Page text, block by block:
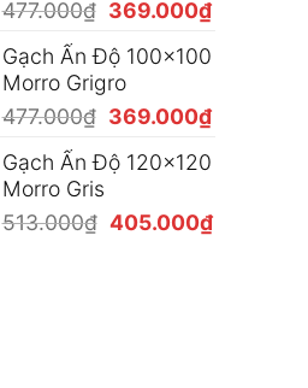
477.000₫ Giá
là:
477.000₫.
369.000₫Giá
tại
Gạch Ấn Độ 100x100
Morro Grigro
477.000₫ Giá
là:
369.000₫Giá
tại
Gạch Ấn Độ 120x120
Morro Gris
513.000₫ Giá
405.000₫Giá